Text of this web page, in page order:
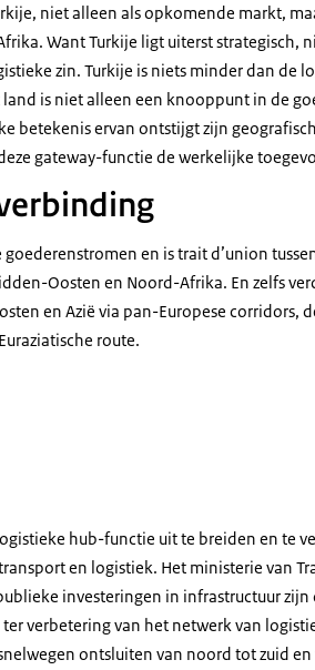
niet alleen als opkomende markt,
Want Turkije ligt uiterst strategisch,
zin. Turkije is niets minder dan de
is niet alleen een knooppunt in de
betekenis ervan ontstijgt zijn
gateway-functie de werkelijke
en is trait d’union
Oosten en Noord-Afrika. En zelfs
en Azië via pan-Europese corridors,
route.
hub-functie uit te breiden en te
en logistiek. Het ministerie van
investeringen in infrastructuur
verbetering van het netwerk van
ontsluiten van noord tot zuid